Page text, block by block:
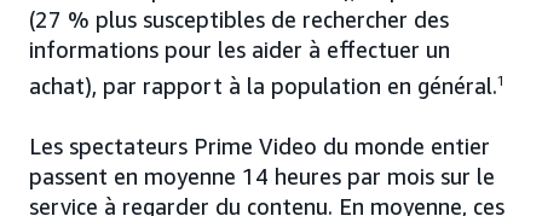
(27 % plus susceptibles de rechercher des
informations pour les aider à effectuer un
achat), par rapport à la population en général.1
Les spectateurs Prime Video du monde entier
passent en moyenne 14 heures par mois sur le
service à regarder du contenu. En moyenne, ces